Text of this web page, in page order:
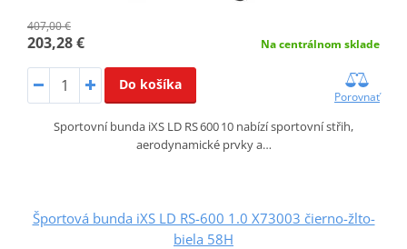
407,00 €
203,28 € Na centrálnom sklade
Do košíka
Porovnať
Sportovní bunda iXS LD RS 600 10 nabízí sportovní střih,
aerodynamické prvky a…
Športová bunda iXS LD RS-600 1.0 X73003 čierno-žlto-
biela 58H